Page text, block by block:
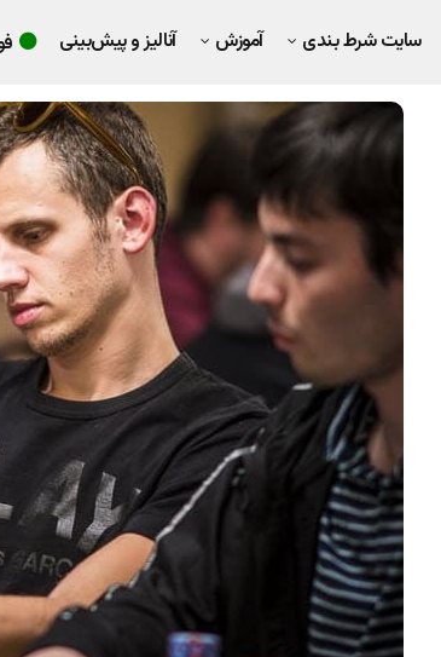
سایت شرط بندی آموزش آنالیز و پیش‌بینی